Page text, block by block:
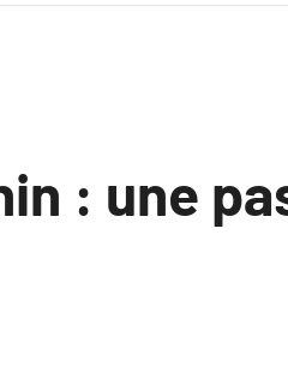
: une